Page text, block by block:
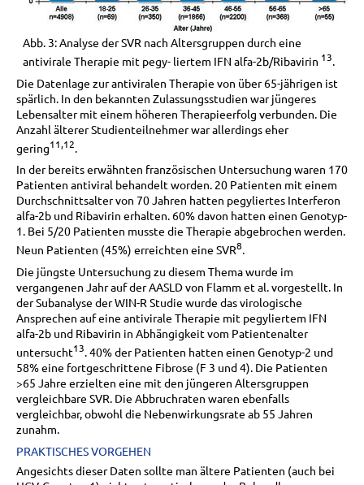
Abb. 3: Analyse der SVR nach Altersgruppen durch eine
antivirale Therapie mit pegy- liertem IFN alfa-2b/Ribavirin 13.
Die Datenlage zur antiviralen Therapie von über 65-jährigen ist
spärlich. In den bekannten Zulassungsstudien war jüngeres
Lebensalter mit einem höheren Therapieerfolg verbunden. Die
Anzahl älterer Studienteilnehmer war allerdings eher
gering11,12
In der bereits erwähnten französischen Untersuchung waren 170
Patienten antiviral behandelt worden. 20 Patienten mit einem
Durchschnittsalter von 70 Jahren hatten pegyliertes Interferon
alfa-2b und Ribavirin erhalten. 60% davon hatten einen Genotyp-
1. Bei 5/20 Patienten musste die Therapie abgebrochen werden.
Neun Patienten (45%) erreichten eine SVR8.
Die jüngste Untersuchung zu diesem Thema wurde im
vergangenen Jahr auf der AASLD von Flamm et al. vorgestellt. In
der Subanalyse der WIN-R Studie wurde das virologische
Ansprechen auf eine antivirale Therapie mit pegyliertem IFN
alfa-2b und Ribavirin in Abhängigkeit vom Patientenalter
untersucht13. 40% der Patienten hatten einen Genotyp-2 und
58% eine fortgeschrittene Fibrose (F 3 und 4). Die Patienten
>65 Jahre erzielten eine mit den jüngeren Altersgruppen
vergleichbare SVR. Die Abbruchraten waren ebenfalls
vergleichbar, obwohl die Nebenwirkungsrate ab 55 Jahren
zunahm.
PRAKTISCHES VORGEHEN
Angesichts dieser Daten sollte man ältere Patienten (auch bei